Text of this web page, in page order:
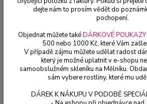
USA 1978) 268
dejte nám to prosím vědět do
pochopení.
Objednat můžete takéDÁRKOVÉ POUKAZY
500 nebo 1000 Kč, které Vám
V případě zájmu můžete udělat radost
který je možné uplatnit v e-shopu
samoobslužném skleníku na Mělníku.
sám vybere rostliny, které mu
DÁREK K NÁKUPU V PODOBĚ